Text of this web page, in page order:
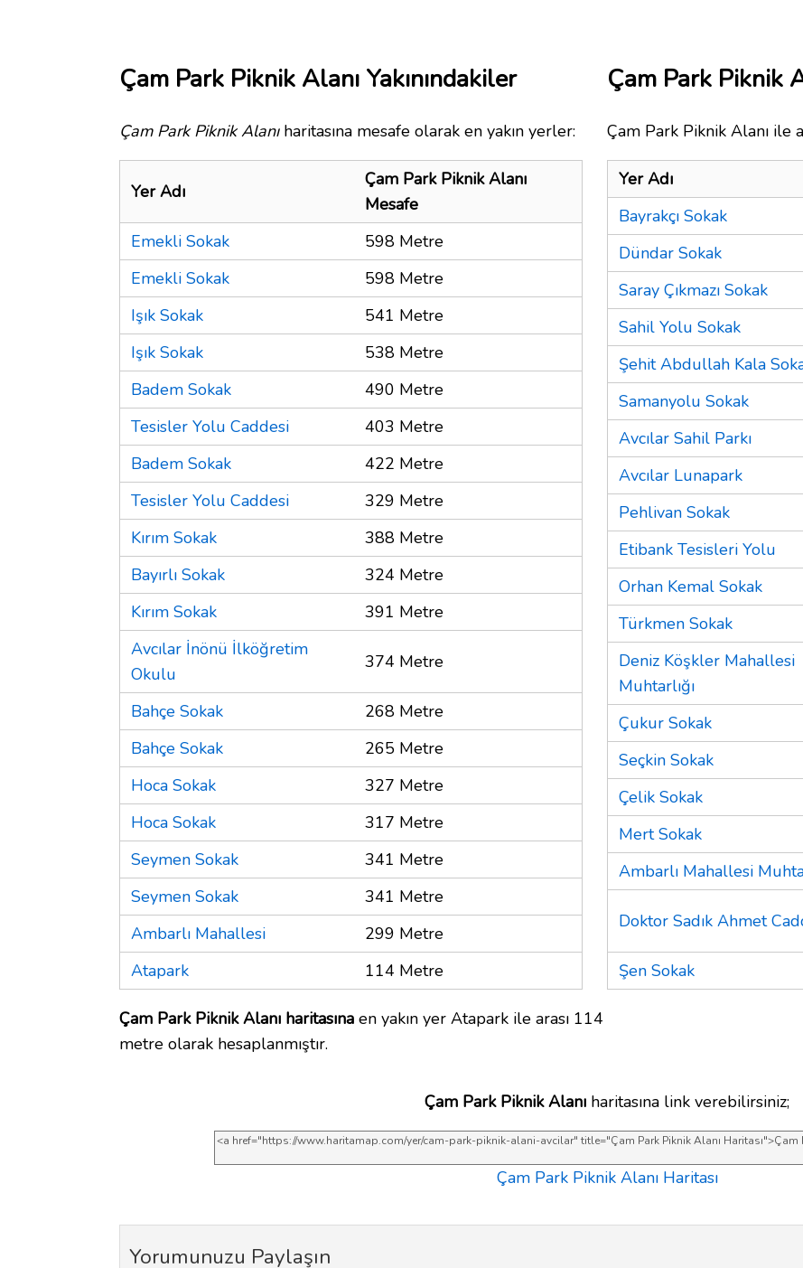
Çam Park Piknik Alanı Yakınındakiler
Çam Park Piknik Alanıharitasına mesafe olarak en yakın yerler:
Yer Adı
Çam Park Piknik Alanı
Mesafe
Emekli Sokak
598 Metre
Emekli Sokak
598 Metre
Işık Sokak
541 Metre
Işık Sokak
538 Metre
Badem Sokak
490 Metre
Tesisler Yolu Caddesi
403 Metre
Badem Sokak
422 Metre
Tesisler Yolu Caddesi
329 Metre
Kırım Sokak
388 Metre
Bayırlı Sokak
324 Metre
Kırım Sokak
391 Metre
Avcılar İnönü İlköğretim
Okulu
374 Metre
Bahçe Sokak
268 Metre
Bahçe Sokak
265 Metre
Hoca Sokak
327 Metre
Hoca Sokak
317 Metre
Seymen Sokak
341 Metre
Seymen Sokak
341 Metre
Ambarlı Mahallesi
299 Metre
Atapark
114 Metre
Çam Park Piknik Alanı haritasına en yakın yer Atapark ile arası 114
metre olarak hesaplanmıştır.
Çam Park Piknik
Çam Park Piknik Alanı ile
Yer Adı
Bayrakçı Sokak
Dündar Sokak
Saray Çıkmazı Sokak
Sahil Yolu Sokak
Şehit Abdullah Kala
Samanyolu Sokak
Avcılar Sahil Parkı
Avcılar Lunapark
Pehlivan Sokak
Etibank Tesisleri Yolu
Orhan Kemal Sokak
Türkmen Sokak
Deniz Köşkler Mahallesi
Muhtarlığı
Çukur Sokak
Seçkin Sokak
Çelik Sokak
Mert Sokak
Ambarlı Mahallesi
Doktor Sadık Ahmet
Şen Sokak
Çam Park Piknik Alanı haritasına link verebilirsiniz;
Çam Park Piknik Alanı Haritası
Yorumunuzu Paylaşın